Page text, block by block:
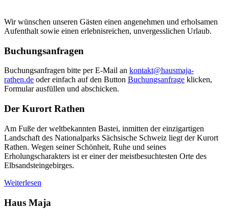
Wir wünschen unseren Gästen einen angenehmen und erholsamen
Aufenthalt sowie einen erlebnisreichen, unvergesslichen Urlaub.
Buchungsanfragen
Buchungsanfragen bitte per E-Mail an kontakt@hausmaja-
rathen.de oder einfach auf den Button Buchungsanfrage klicken,
Formular ausfüllen und abschicken.
Der Kurort Rathen
Am Fuße der weltbekannten Bastei, inmitten der einzigartigen
Landschaft des Nationalparks Sächsische Schweiz liegt der Kurort
Rathen. Wegen seiner Schönheit, Ruhe und seines
Erholungscharakters ist er einer der meistbesuchtesten Orte des
Elbsandsteingebirges.
Weiterlesen
Haus Maja